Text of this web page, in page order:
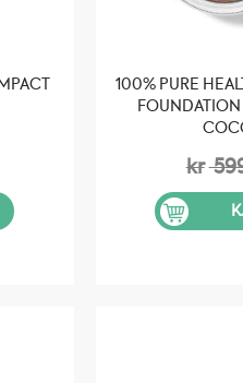
100% PURE
kr